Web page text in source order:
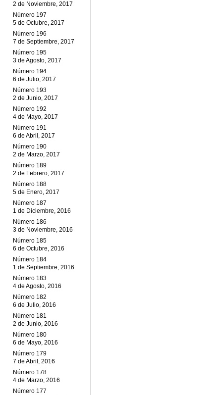
2 de Noviembre, 2017
Número 197
5 de Octubre, 2017
Número 196
7 de Septiembre, 2017
Número 195
3 de Agosto, 2017
Número 194
6 de Julio, 2017
Número 193
2 de Junio, 2017
Número 192
4 de Mayo, 2017
Número 191
6 de Abril, 2017
Número 190
2 de Marzo, 2017
Número 189
2 de Febrero, 2017
Número 188
5 de Enero, 2017
Número 187
1 de Diciembre, 2016
Número 186
3 de Noviembre, 2016
Número 185
6 de Octubre, 2016
Número 184
1 de Septiembre, 2016
Número 183
4 de Agosto, 2016
Número 182
6 de Julio, 2016
Número 181
2 de Junio, 2016
Número 180
6 de Mayo, 2016
Número 179
7 de Abril, 2016
Número 178
4 de Marzo, 2016
Número 177